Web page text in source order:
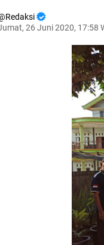
Redaksi
26 Juni 2020, 17:58